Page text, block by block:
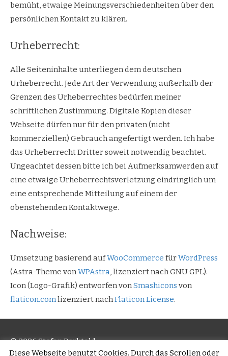
bemüht, etwaige Meinungsverschiedenheiten über den
persönlichen Kontakt zu klären.
Urheberrecht:
Alle Seiteninhalte unterliegen dem deutschen
Urheberrecht. Jede Art der Verwendung außerhalb der
Grenzen des Urheberrechtes bedürfen meiner
schriftlichen Zustimmung. Digitale Kopien dieser
Webseite dürfen nur für den privaten (nicht
kommerziellen) Gebrauch angefertigt werden. Ich habe
das Urheberrecht Dritter soweit notwendig beachtet.
Ungeachtet dessen bitte ich bei Aufmerksamwerden auf
eine etwaige Urheberrechtsverletzung eindringlich um
eine entsprechende Mitteilung auf einem der
obenstehenden Kontaktwege.
Nachweise:
Umsetzung basierend aufWooCommerce fürWordPress
(Astra-Theme vonWPAstra, lizenziert nach GNU GPL).
Icon (Logo-Grafik) entworfen vonSmashicons von
flaticon.comlizenziert nachFlaticon License.
© 2026 Stefan Berktold
Diese Webseite benutzt Cookies. Durch das Scrollen oder